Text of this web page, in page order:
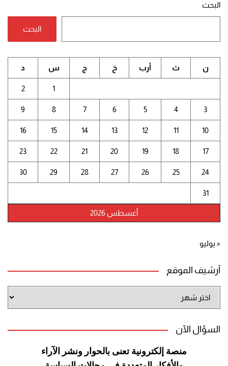
البحث
البحث
أغسطس 2026
ن ث أرب خ ج س د
1
2
3
4
5
6
7
8
9
10
11
12
13
14
15
16
17
18
19
20
21
22
23
24
25
26
27
28
29
30
31
« يوليو
أرشيف الموقع
الموقع
السؤال الآن
منصة إلكترونية تعنى بالحوار ونشر الآراء